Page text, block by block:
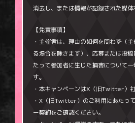
消去し、または情報が記録された媒体
【免責事項】
・主催者は、理由の如何を問わず（
る場合を除きます）、応募または投
たって参加者に生じた損害について
す。
・本キャンペーンはX（旧Twitter）
・X（旧Twitter）のご利用にあたっ
ー契約をご確認ください。